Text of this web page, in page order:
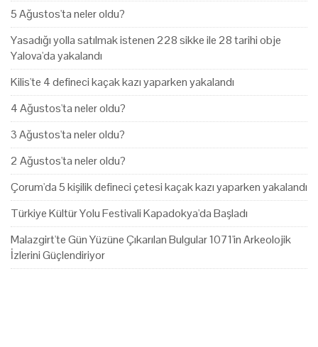
5 Ağustos'ta neler oldu?
Yasadığı yolla satılmak istenen 228 sikke ile 28 tarihi obje
Yalova'da yakalandı
Kilis'te 4 defineci kaçak kazı yaparken yakalandı
4 Ağustos'ta neler oldu?
3 Ağustos'ta neler oldu?
2 Ağustos'ta neler oldu?
Çorum'da 5 kişilik defineci çetesi kaçak kazı yaparken yakalandı
Türkiye Kültür Yolu Festivali Kapadokya'da Başladı
Malazgirt'te Gün Yüzüne Çıkarılan Bulgular 1071'in Arkeolojik
İzlerini Güçlendiriyor